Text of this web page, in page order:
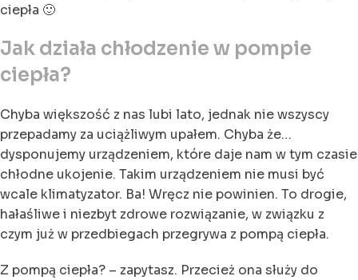
ciepła 🙂
Jak działa chłodzenie w pompie
ciepła?
Chyba większość z nas lubi lato, jednak nie wszyscy
przepadamy za uciążliwym upałem. Chyba że…
dysponujemy urządzeniem, które daje nam w tym czasie
chłodne ukojenie. Takim urządzeniem nie musi być
wcale klimatyzator. Ba! Wręcz nie powinien. To drogie,
hałaśliwe i niezbyt zdrowe rozwiązanie, w związku z
czym już w przedbiegach przegrywa z pompą ciepła.
Z pompą ciepła? – zapytasz. Przecież ona służy do